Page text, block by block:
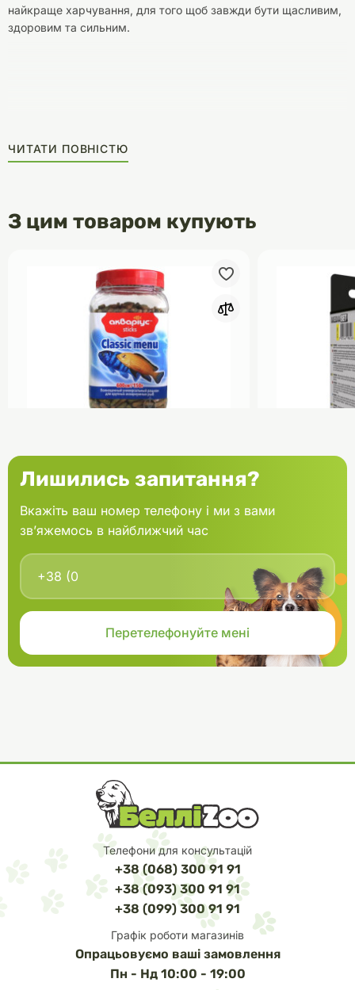
найкраще харчування, для того щоб завжди бути щасливим,
здоровим та сильним.
ЧИТАТИ ПОВНІСТЮ
З цим товаром купують
банка 150 г
В кошик
Aquael
Лишились запитання?
Вкажіть ваш номер телефону і ми з вами
зв’яжемось в найближчий час
Телефони для консультацій
+38 (068) 300 91 91
+38 (093) 300 91 91
+38 (099) 300 91 91
Графік роботи магазинів
Опрацьовуємо ваші замовлення
Пн - Нд 10:00 - 19:00